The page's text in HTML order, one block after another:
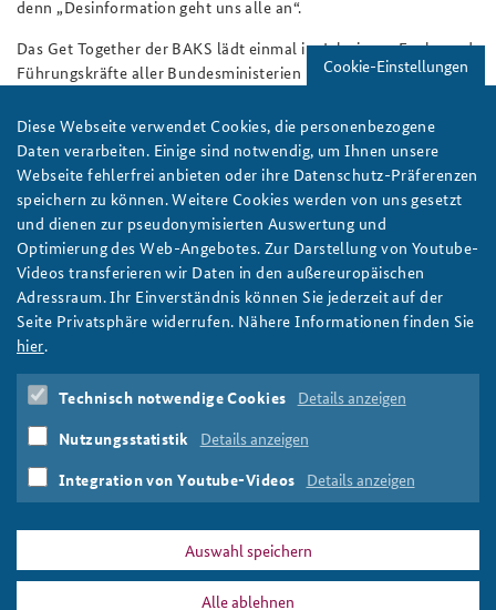
denn „Desinformation geht uns alle an“.
Das Get Together der BAKS lädt einmal im Jahr junge Fach- und
Führungskräfte aller Bundesministerien und des
mit anschließendem Abendempfang ein. Die BAKS möchte
damit einen Beitrag zur frühzeitigen Vernetzung auf
Arbeitsebene und zur Förderung der ressortübergreifenden
Zusammenarbeit im Sinne Integrierter Sicherheit leisten. Am Get
Together 2025 nahmen 180 Mitarbeitende aus 13
Bundesressorts teil.
Autorin und Autor: Carla Witzemann und Sebastian Nieke
Get Together
Desinformation
Networking
Print
DATA PRIVACY IMPRINT
Cookie-Einstellungen
Diese Webseite verwendet Cookies, die personenbezogene
Daten verarbeiten. Einige sind notwendig, um Ihnen unsere
Webseite fehlerfrei anbieten oder ihre Datenschutz-Präferenzen
speichern zu können. Weitere Cookies werden von uns gesetzt
und dienen zur pseudonymisierten Auswertung und
Optimierung des Web-Angebotes. Zur Darstellung von Youtube-
Videos transferieren wir Daten in den außereuropäischen
Adressraum. Ihr Einverständnis können Sie jederzeit auf der
Seite Privatsphäre widerrufen. Nähere Informationen finden Sie
hier.
Technisch notwendige Cookies Details anzeigen
Nutzungsstatistik Details anzeigen
Integration von Youtube-Videos Details anzeigen
Auswahl speichern
Alle ablehnen